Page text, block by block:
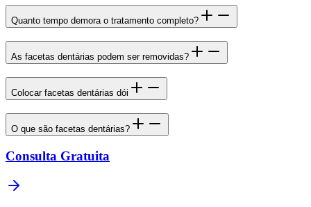
Quanto tempo demora o tratamento completo?
As facetas dentárias podem ser removidas?
Colocar facetas dentárias dói
O que são facetas dentárias?
Consulta Gratuita